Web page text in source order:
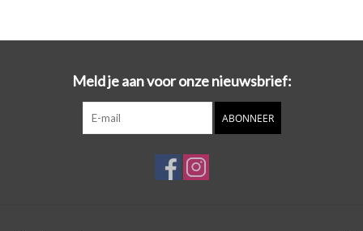
Meld je aan voor onze nieuwsbrief:
ABONNEER